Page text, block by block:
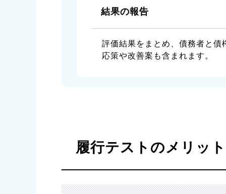
結果の報告
評価結果をまとめ、債務者と
応策や改善案も含まれます。
履行テストのメリッ